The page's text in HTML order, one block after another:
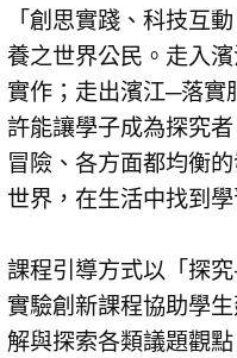
「創思實踐、科技互
養之世界公民。走入
實作；走出濱江─落實
許能讓學子成為探究
冒險、各方面都均衡
世界，在生活中找到學
課程引導方式以「探
實驗創新課程協助學
解與探索各類議題觀